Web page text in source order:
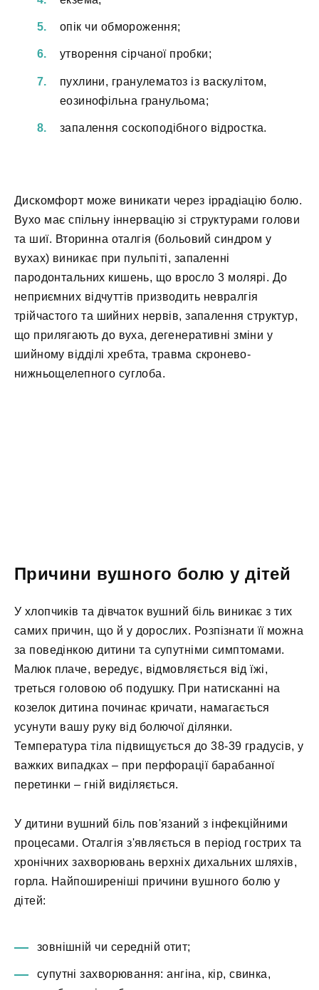
опік чи обмороження;
утворення сірчаної пробки;
пухлини, гранулематоз із васкулітом,
еозинофільна гранульома;
запалення соскоподібного відростка.
Дискомфорт може виникати через іррадіацію болю.
Вухо має спільну іннервацію зі структурами голови
та шиї. Вторинна оталгія (больовий синдром у
вухах) виникає при пульпіті, запаленні
пародонтальних кишень, що вросло 3 молярі. До
неприємних відчуттів призводить невралгія
трійчастого та шийних нервів, запалення структур,
що прилягають до вуха, дегенеративні зміни у
шийному відділі хребта, травма скронево-
нижньощелепного суглоба.
Причини вушного болю у дітей
У хлопчиків та дівчаток вушний біль виникає з тих
самих причин, що й у дорослих. Розпізнати її можна
за поведінкою дитини та супутніми симптомами.
Малюк плаче, вередує, відмовляється від їжі,
треться головою об подушку. При натисканні на
козелок дитина починає кричати, намагається
усунути вашу руку від болючої ділянки.
Температура тіла підвищується до 38-39 градусів, у
важких випадках – при перфорації барабанної
перетинки – гній виділяється.
У дитини вушний біль пов'язаний з інфекційними
процесами. Оталгія з'являється в період гострих та
хронічних захворювань верхніх дихальних шляхів,
горла. Найпоширеніші причини вушного болю у
дітей:
зовнішній чи середній отит;
супутні захворювання: ангіна, кір, свинка,